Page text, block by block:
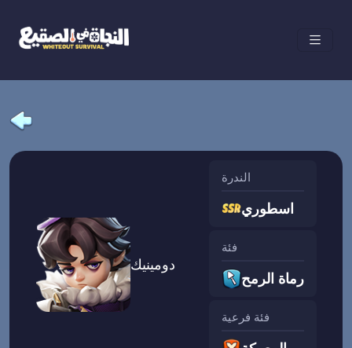
دومينيك
الندرة
اسطوري
فئة
رماة الرمح
فئة فرعية